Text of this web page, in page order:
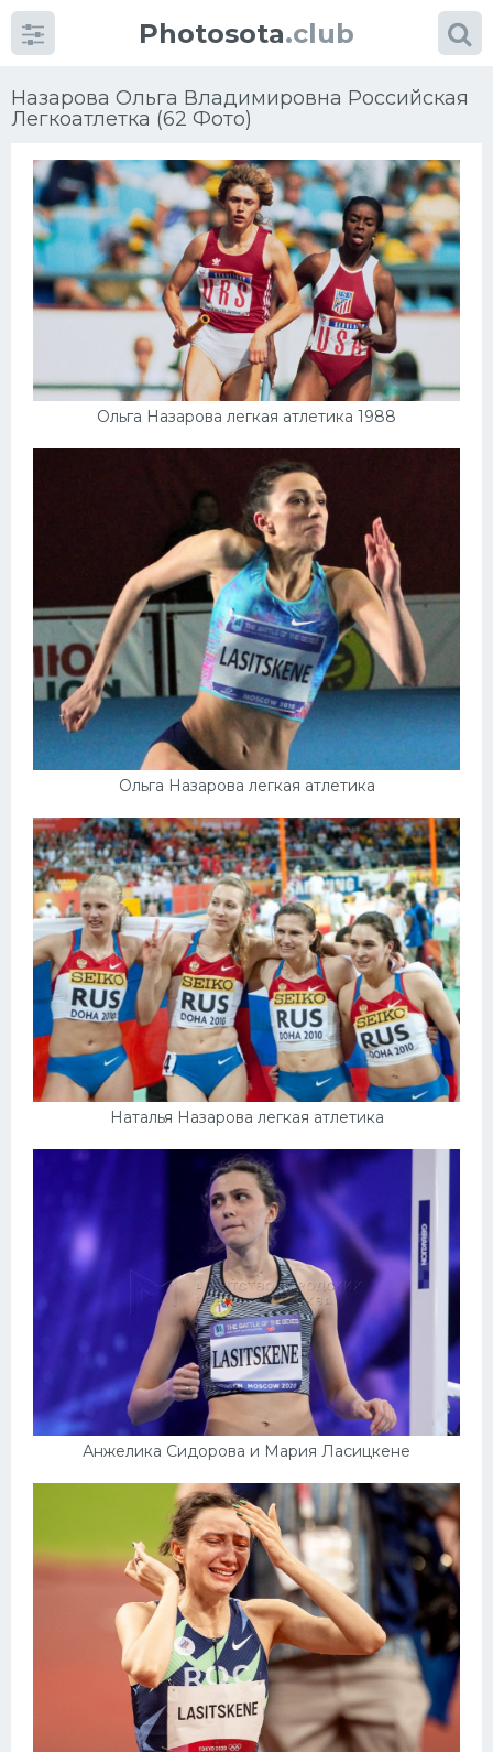
Photosota.club
Назарова Ольга Владимировна Российская
Легкоатлетка (62 Фото)
Ольга Назарова легкая атлетика 1988
Ольга Назарова легкая атлетика
Наталья Назарова легкая атлетика
Анжелика Сидорова и Мария Ласицкене
КатегорииФото
Еще картинки...
Баскетбол
Хоккей
Конькобежный спорт
Тренажеры
Интерьер квартиры